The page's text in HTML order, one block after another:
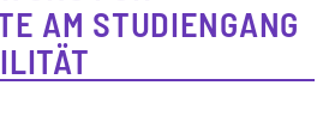
AM STUDIENGANG